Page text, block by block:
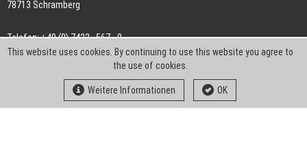
78713 Schramberg
Telefon: +49 (0) 7422 . 567 - 0
Telefax: +49 (0) 7422 . 567 - 239
info-ch@kern-liebers.com
This website uses cookies. By continuing to use this website you agree to
the use of cookies.
Weitere Informationen OK